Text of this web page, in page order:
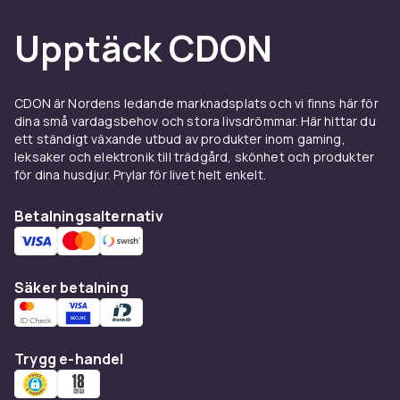
system behövs ofta även lagerenheter, till
exempel skåpsenheter och kabinettenheter,
Rätt kombination av trissa, block och lager
förlänger livslängden på hela lyft- eller
transportsystemet.
Välj rätt del utifrån maskin
och kedjetyp
Innan du köper drivtrissa, block eller blockskiva
dimension, antal tänder på befintligt drev samt
håldiameter för montering. Är delen sliten eller
skadad är det ofta billigare att byta ut den
direkt än att vänta tills hela kedjedriften eller
lyftanordningen slutar fungera.
Upptäck CDON
CDON är Nordens ledande marknadsplats och vi finns här för
dina små vardagsbehov och stora livsdrömmar. Här hittar du
ett ständigt växande utbud av produkter inom gaming,
leksaker och elektronik till trädgård, skönhet och produkter
för dina husdjur. Prylar för livet helt enkelt.
Betalningsalternativ
Säker betalning
Trygg e-handel